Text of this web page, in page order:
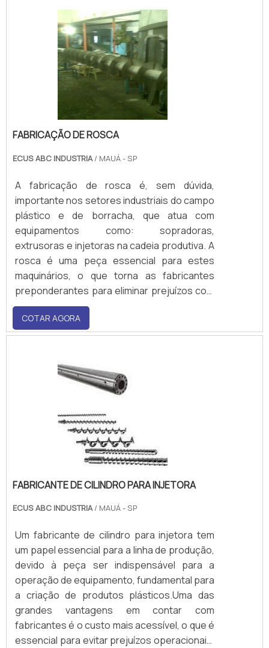
desempenho, pois é uma peça fund.
FABRICAÇÃO DE ROSCA
ECUS ABC INDUSTRIA/ MAUÁ - SP
A fabricação de rosca é, sem dúvida,
importante nos setores industriais do campo
plástico e de borracha, que atua com
equipamentos como: sopradoras,
extrusoras e injetoras na cadeia produtiva. A
rosca é uma peça essencial para estes
maquinários, o que torna as fabricantes
preponderantes para eliminar prejuízos com
a perda de produtividade, pois é por meio
delas que as empresas garantem peças
adequadas para o funcionamento eficiente
produto Investir na fab.
COTAR AGORA
FABRICANTE DE CILINDRO PARA INJETORA
ECUS ABC INDUSTRIA/ MAUÁ - SP
Um fabricante de cilindro para injetora tem
um papel essencial para a linha de produção,
devido à peça ser indispensável para a
operação de equipamento, fundamental para
a criação de produtos plásticos.Uma das
grandes vantagens em contar com
fabricantes é o custo mais acessível, o que é
essencial para evitar prejuízos operacionais.